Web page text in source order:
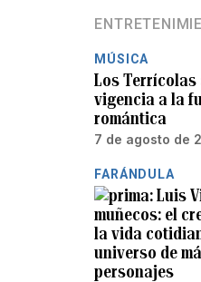
MÚSICA
Los
vigencia a la
romántica
7 de agosto de
FARÁNDULA
Luis
muñecos: el
la vida
universo de
personajes